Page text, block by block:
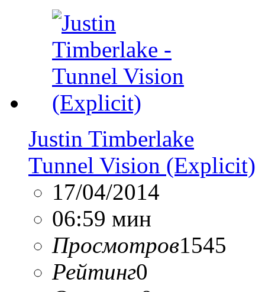
Justin Timberlake
Tunnel Vision (Explicit)
17/04/2014
06:59 мин
Просмотров1545
Рейтинг0